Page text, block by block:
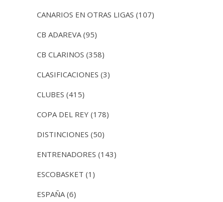
CANARIOS EN OTRAS LIGAS (107)
CB ADAREVA (95)
CB CLARINOS (358)
CLASIFICACIONES (3)
CLUBES (415)
COPA DEL REY (178)
DISTINCIONES (50)
ENTRENADORES (143)
ESCOBASKET (1)
ESPAÑA (6)